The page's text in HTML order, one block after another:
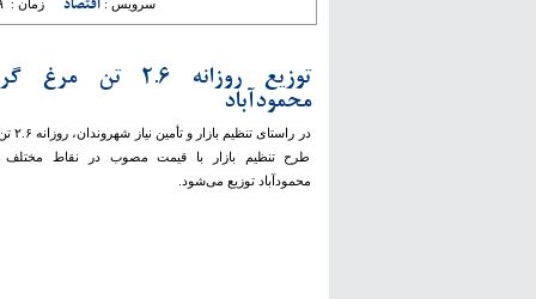
سرویس : اقتصاد زمان :
توزیع روزانه ۲.۶ تن
محمودآباد
در
طرح تنظیم بازار با قیمت مصوب در نقاط مختلف
محمودآباد توزیع می‌شود.